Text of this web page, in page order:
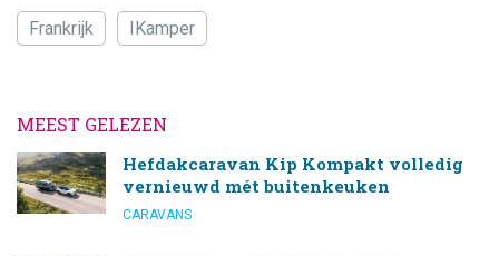
Frankrijk IKamper
MEEST GELEZEN
Hefdakcaravan Kip Kompakt volledig
vernieuwd mét buitenkeuken
CARAVANS